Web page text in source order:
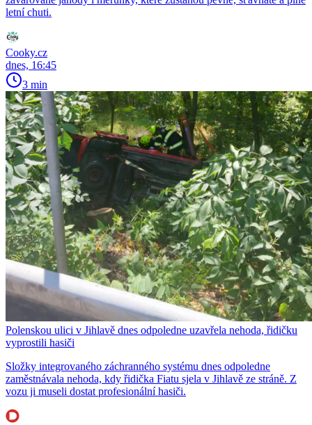
letní chuti.
Cooky.cz
dnes, 16:45
3 min
Polenskou ulici v Jihlavě dnes odpoledne uzavřela nehoda, řidičku
vyprostili hasiči
Složky integrovaného záchranného systému dnes odpoledne
zaměstnávala nehoda, kdy řidička Fiatu sjela v Jihlavě ze stráně. Z
vozu ji museli dostat profesionální hasiči.